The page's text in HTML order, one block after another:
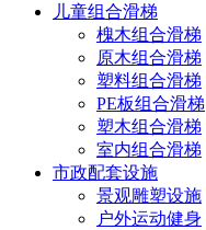
儿童组合滑梯
槐木组合滑梯
原木组合滑梯
塑料组合滑梯
PE板组合滑梯
塑木组合滑梯
室内组合滑梯
市政配套设施
景观雕塑设施
户外运动健身